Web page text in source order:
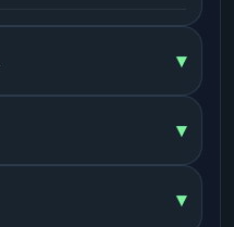
▾
▾
▾